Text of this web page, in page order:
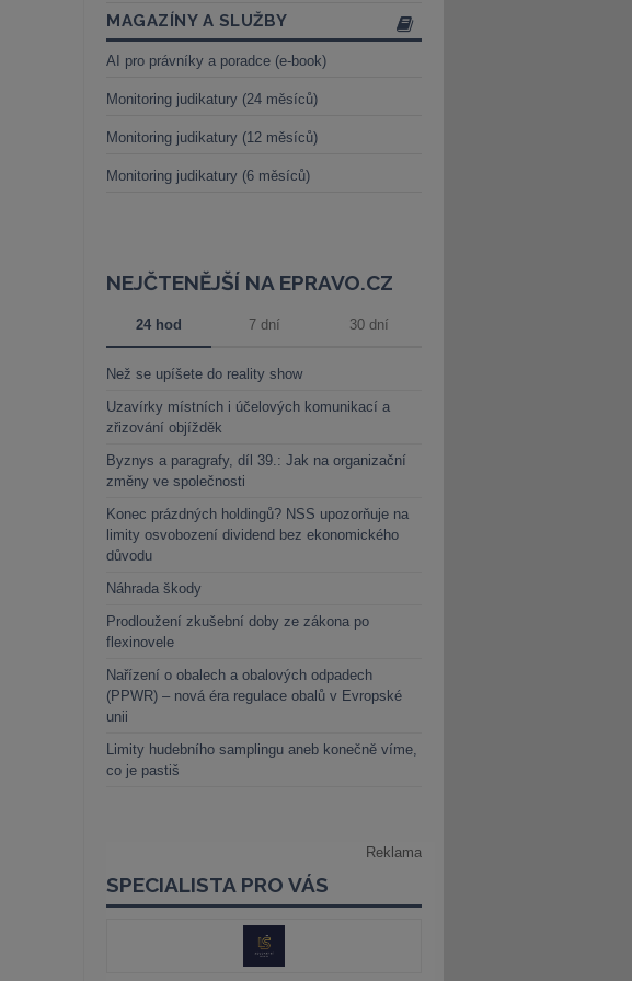
MAGAZÍNY A SLUŽBY
AI pro právníky a poradce (e-book)
Monitoring judikatury (24 měsíců)
Monitoring judikatury (12 měsíců)
Monitoring judikatury (6 měsíců)
NEJČTENĚJŠÍ NA EPRAVO.CZ
24 hod 7 dní 30 dní
Než se upíšete do reality show
Uzavírky místních i účelových komunikací a
zřizování objížděk
Byznys a paragrafy, díl 39.: Jak na organizační
změny ve společnosti
Konec prázdných holdingů? NSS upozorňuje na
limity osvobození dividend bez ekonomického
důvodu
Náhrada škody
Prodloužení zkušební doby ze zákona po
flexinovele
Nařízení o obalech a obalových odpadech
(PPWR) – nová éra regulace obalů v Evropské
unii
Limity hudebního samplingu aneb konečně víme,
co je pastiš